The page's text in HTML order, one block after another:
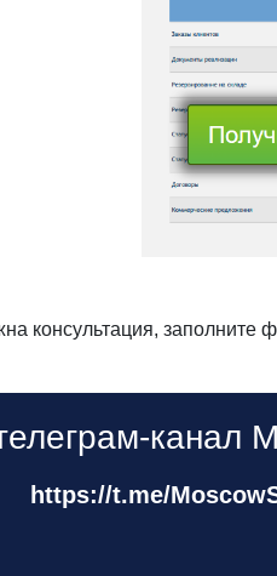
консультация,
канал
https://t.me/